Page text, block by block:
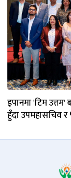
इपानमा 'टिम
हुँदा उपमहासचिव र